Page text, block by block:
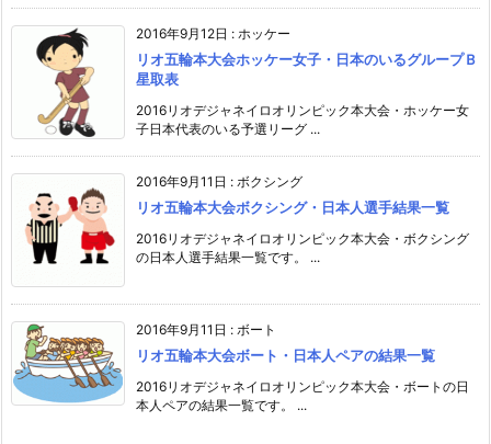
2016年9月12日 : ホッケー
リオ五輪本大会ホッケー女子・日本のいるグループＢ
星取表
2016リオデジャネイロオリンピック本大会・ホッケー女
子日本代表のいる予選リーグ ...
2016年9月11日 : ボクシング
リオ五輪本大会ボクシング・日本人選手結果一覧
2016リオデジャネイロオリンピック本大会・ボクシング
の日本人選手結果一覧です。 ...
2016年9月11日 : ボート
リオ五輪本大会ボート・日本人ペアの結果一覧
2016リオデジャネイロオリンピック本大会・ボートの日
本人ペアの結果一覧です。 ...